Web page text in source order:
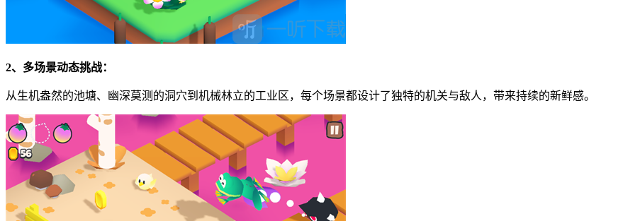
2、多场景动态挑战：
从生机盎然的池塘、幽深莫测的洞穴到机械林立的工业区，每个场景都设计了独特的机关与敌人，带来持续的新鲜感。